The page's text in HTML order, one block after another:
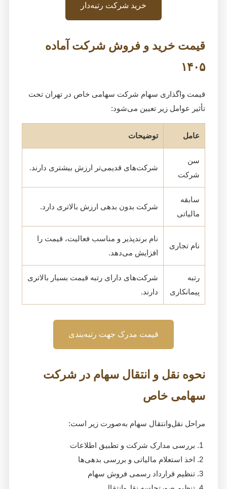
خرید شرکت رتبه‌دار
قیمت خرید و فروش شرکت آماده
۱۴۰۵
قیمت واگذاری سهام شرکت سهامی خاص در تهران تحت
تأثیر عوامل زیر تعیین می‌شود:
عامل توضیحات
سن
شرکت
شرکت‌های قدیمی‌تر ارزش بیشتری دارند.
سابقه
مالیاتی
شرکت بدون بدهی ارزش بالاتری دارد.
نام تجاری
نام برندپذیر و مناسب فعالیت، قیمت را
افزایش می‌دهد.
رتبه
پیمانکاری
شرکت‌های دارای رتبه قیمت بسیار بالاتری
دارند.
قیمت مدرک جهت رتبه‌بندی
نحوه نقل و انتقال سهام در شرکت
سهامی خاص
مراحل نقل‌وانتقال سهام به‌صورت زیر است:
بررسی مدارک شرکت و تطبیق اطلاعات
اخذ استعلام مالیاتی و بررسی بدهی‌ها
تنظیم قرارداد رسمی فروش سهام